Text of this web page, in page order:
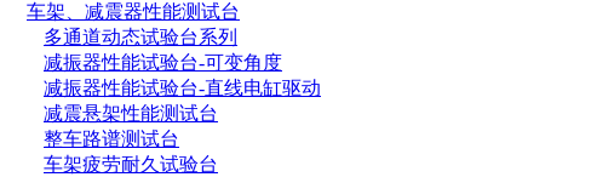
车架、减震器性能测试台
多通道动态试验台系列
减振器性能试验台-可变角度
减振器性能试验台-直线电缸驱动
减震悬架性能测试台
整车路谱测试台
车架疲劳耐久试验台